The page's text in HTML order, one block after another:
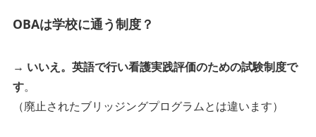
OBAは学校に通う制度？
→ いいえ。英語で行い看護実践評価のための試験制度で
す。
（廃止されたブリッジングプログラムとは違います）